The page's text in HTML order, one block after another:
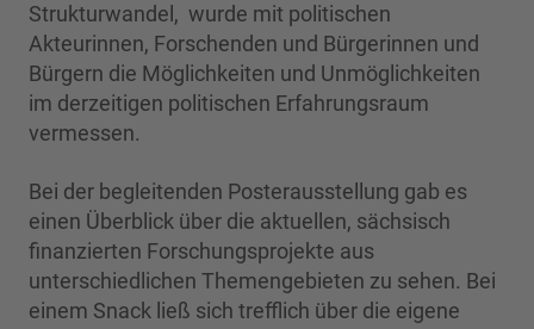
Strukturwandel, wurde mit politischen
Akteurinnen, Forschenden und Bürgerinnen und
Bürgern die Möglichkeiten und Unmöglichkeiten
im derzeitigen politischen Erfahrungsraum
vermessen.
Bei der begleitenden Posterausstellung gab es
einen Überblick über die aktuellen, sächsisch
finanzierten Forschungsprojekte aus
unterschiedlichen Themengebieten zu sehen. Bei
einem Snack ließ sich trefflich über die eigene